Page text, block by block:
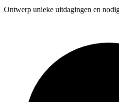
Ontwerp unieke uitdagingen en